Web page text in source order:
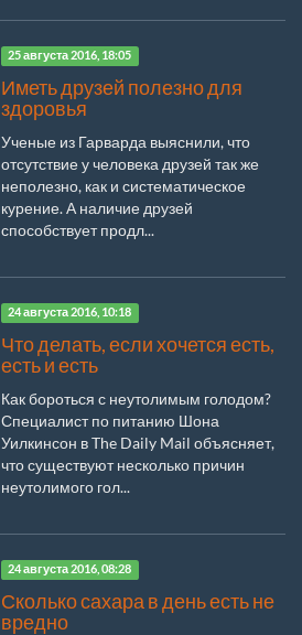
25 августа 2016, 18:05
Иметь друзей полезно для
здоровья
Ученые из Гарварда выяснили, что
отсутствие у человека друзей так же
неполезно, как и систематическое
курение. А наличие друзей
способствует продл...
24 августа 2016, 10:18
Что делать, если хочется есть,
есть и есть
Как бороться с неутолимым голодом?
Специалист по питанию Шона
Уилкинсон в The Daily Mail объясняет,
что существуют несколько причин
неутолимого гол...
24 августа 2016, 08:28
Сколько сахара в день есть не
вредно